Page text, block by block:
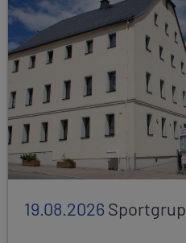
19.08.2026